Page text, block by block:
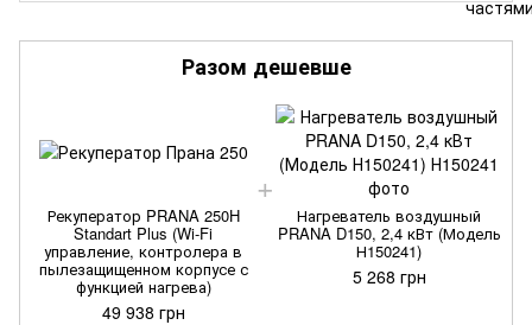
Разом дешевше
Рекуператор PRANA 250H
Standart Plus (Wi-Fi
управление, контролера в
пылезащищенном корпусе с
функцией нагрева)
49 938 грн
Нагреватель воздушный
PRANA D150, 2,4 кВт (Модель
Н150241)
5 268 грн